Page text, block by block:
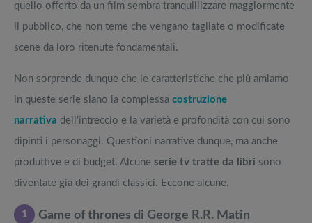
quello offerto da un film sembra tranquillizzare maggiormente
il pubblico, che non teme che vengano tagliate o modificate
scene da loro ritenute fondamentali.
Non sorprende dunque che le caratteristiche che più amiamo
in queste serie siano la complessa costruzione
narrativa dell’intreccio e la varietà e profondità con cui sono
dipinti i personaggi. Questioni narrative dunque, ma anche
produttive e di budget. Alcune serie tv tratte da libri sono
diventate già dei grandi classici. Eccone alcune.
1 Game of thrones di George R.R. Matin